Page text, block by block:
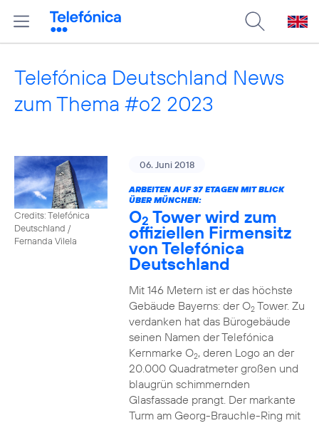
Telefónica Deutschland News
zum Thema #o2 2023
Credits: Telefónica
Deutschland /
Fernanda Vilela
06. Juni 2018
ARBEITEN AUF 37 ETAGEN MIT BLICK
ÜBER MÜNCHEN:
O2 Tower wird zum
offiziellen Firmensitz
von Telefónica
Deutschland
Mit 146 Metern ist er das höchste
Gebäude Bayerns: der O2Tower. Zu
verdanken hat das Bürogebäude
seinen Namen der Telefónica
Kernmarke O2, deren Logo an der
20.000 Quadratmeter großen und
blaugrün schimmernden
Glasfassade prangt. Der markante
Turm am Georg-Brauchle-Ring mit